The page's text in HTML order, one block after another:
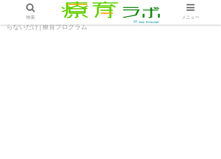
ホーム 療育プログラム
導いて！子どもはやり方を知
らないだけ│療育プログラム
検索 メニュー